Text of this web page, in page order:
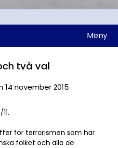
Meny
två val
14 november 2015
för terrorismen som har
folket och alla de